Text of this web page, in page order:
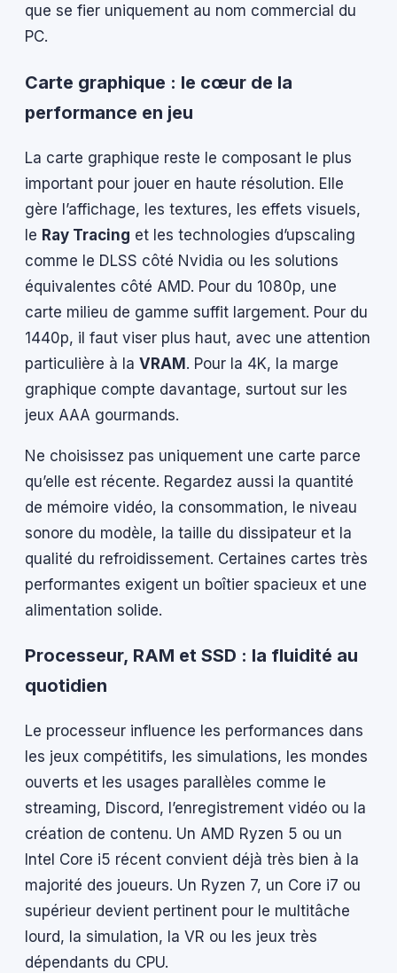
que se fier uniquement au nom commercial du
PC.
Carte graphique : le cœur de la
performance en jeu
La carte graphique reste le composant le plus
important pour jouer en haute résolution. Elle
gère l’affichage, les textures, les effets visuels,
le Ray Tracing et les technologies d’upscaling
comme le DLSS côté Nvidia ou les solutions
équivalentes côté AMD. Pour du 1080p, une
carte milieu de gamme suffit largement. Pour du
1440p, il faut viser plus haut, avec une attention
particulière à la VRAM. Pour la 4K, la marge
graphique compte davantage, surtout sur les
jeux AAA gourmands.
Ne choisissez pas uniquement une carte parce
qu’elle est récente. Regardez aussi la quantité
de mémoire vidéo, la consommation, le niveau
sonore du modèle, la taille du dissipateur et la
qualité du refroidissement. Certaines cartes très
performantes exigent un boîtier spacieux et une
alimentation solide.
Processeur, RAM et SSD : la fluidité au
quotidien
Le processeur influence les performances dans
les jeux compétitifs, les simulations, les mondes
ouverts et les usages parallèles comme le
streaming, Discord, l’enregistrement vidéo ou la
création de contenu. Un AMD Ryzen 5 ou un
Intel Core i5 récent convient déjà très bien à la
majorité des joueurs. Un Ryzen 7, un Core i7 ou
supérieur devient pertinent pour le multitâche
lourd, la simulation, la VR ou les jeux très
dépendants du CPU.